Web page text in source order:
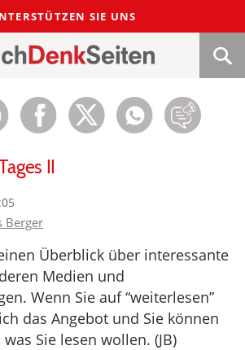
SIE UNS
II
Berger
Überblick über interessante
Medien und
Wenn Sie auf “weiterlesen”
das Angebot und Sie können
Sie lesen wollen. (JB)